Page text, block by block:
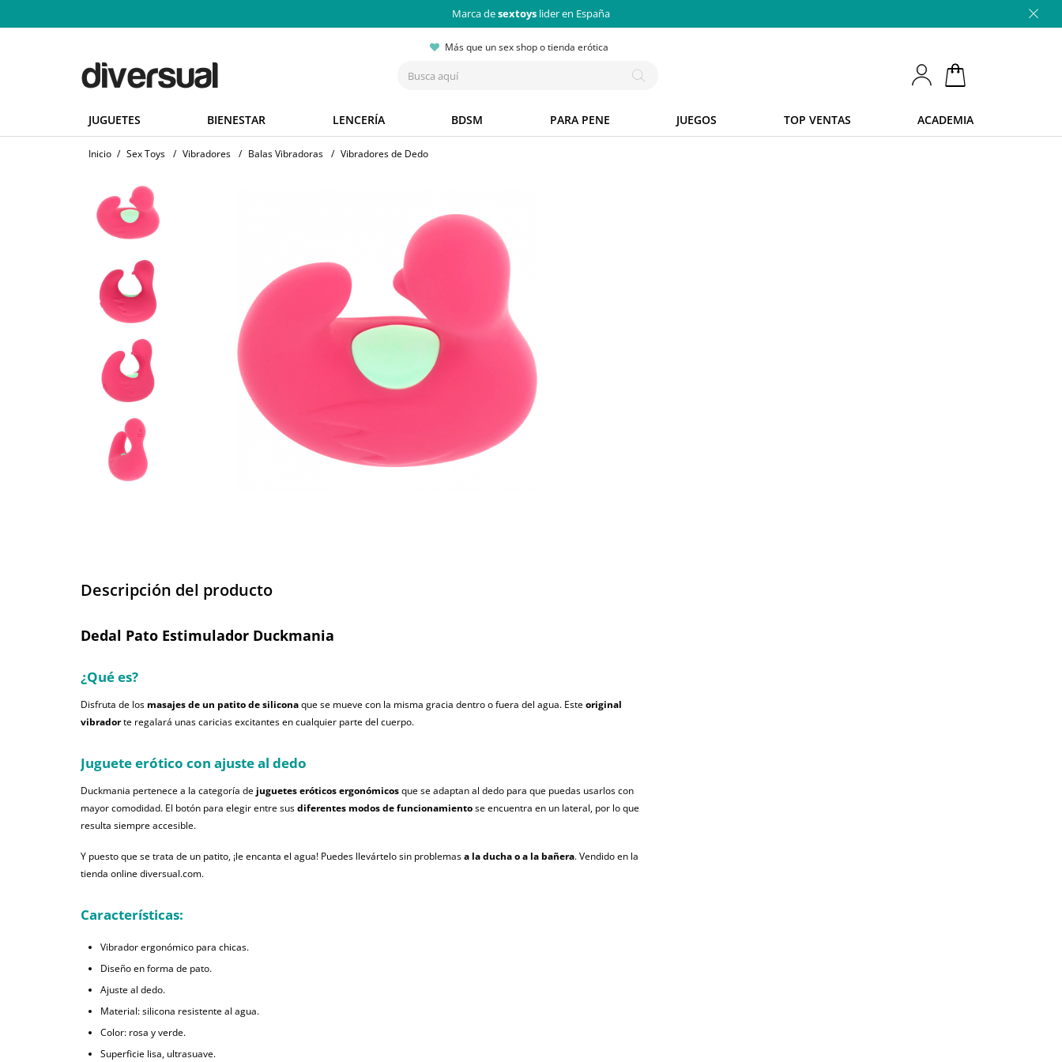
Marca desextoys lider en España
Más que un sex shop o tienda erótica
JUGUETES BIENESTAR LENCERÍA BDSM PARA PENE JUEGOS TOP VENTAS ACADEMIA
Inicio / Sex Toys / Vibradores / Balas Vibradoras / Vibradores de Dedo
Descripción del producto
Dedal Pato Estimulador Duckmania
¿Qué es?
Disfruta de los masajes de un patito de siliconaque se mueve con la misma gracia dentro o fuera del agua. Esteoriginal
vibradorte regalará unas caricias excitantes en cualquier parte del cuerpo.
Juguete erótico con ajuste al dedo
Duckmania pertenece a la categoría de juguetes eróticos ergonómicosque se adaptan al dedo para que puedas usarlos con
mayor comodidad. El botón para elegir entre susdiferentes modos de funcionamientose encuentra en un lateral, por lo que
resulta siempre accesible.
Y puesto que se trata de un patito, ¡le encanta el agua! Puedes llevártelo sin problemasa la ducha o a la bañera. Vendido en la
tienda online diversual.com.
Características:
Vibrador ergonómico para chicas.
Diseño en forma de pato.
Ajuste al dedo.
Material: silicona resistente al agua.
Color: rosa y verde.
Superficie lisa, ultrasuave.